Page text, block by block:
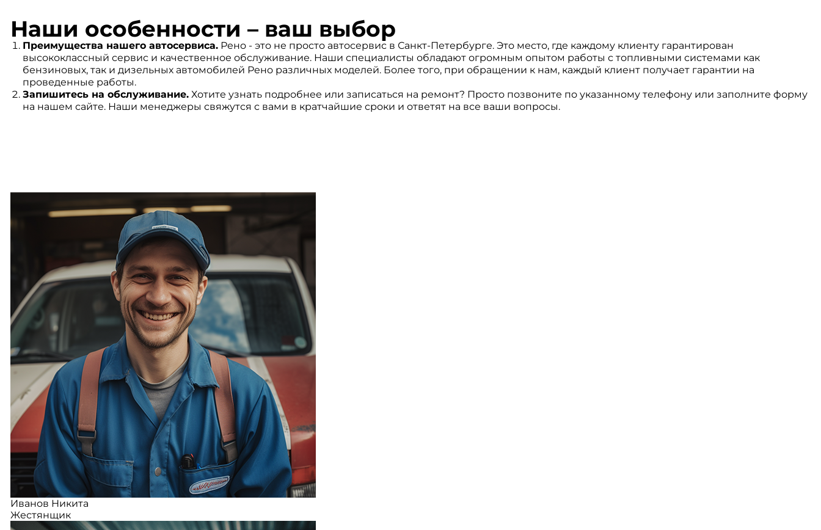
Наши особенности – ваш выбор
Преимущества нашего автосервиса.Рено - это не просто автосервис в Санкт-Петербурге. Это место, где каждому клиенту гарантирован
высококлассный сервис и качественное обслуживание. Наши специалисты обладают огромным опытом работы с топливными системами как
бензиновых, так и дизельных автомобилей Рено различных моделей. Более того, при обращении к нам, каждый клиент получает гарантии на
проведенные работы.
Запишитесь на обслуживание.Хотите узнать подробнее или записаться на ремонт? Просто позвоните по указанному телефону или заполните форму
на нашем сайте. Наши менеджеры свяжутся с вами в кратчайшие сроки и ответят на все ваши вопросы.
Иванов Никита
Жестянщик